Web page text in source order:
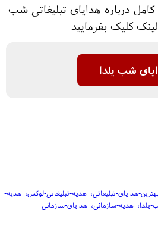
درباره هدایای تبلیغاتی شب
کلیک بفرمایید
شب یلدا
هدایای-تبلیغاتی هدیه-تبلیغاتی-لوکس هدیه-
یلدا هدیه-سازمانی هدایای-سازمانی